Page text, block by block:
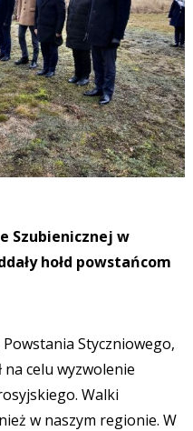
Szubienicznej w
hołd powstańcom
Styczniowego,
celu wyzwolenie
Walki
w naszym regionie. W